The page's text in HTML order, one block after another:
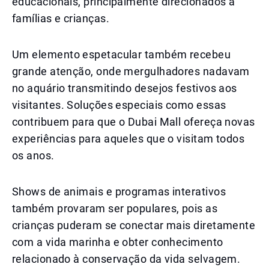
famílias e crianças.
Um elemento espetacular também recebeu
grande atenção, onde mergulhadores nadavam
no aquário transmitindo desejos festivos aos
visitantes. Soluções especiais como essas
contribuem para que o Dubai Mall ofereça novas
experiências para aqueles que o visitam todos
os anos.
Shows de animais e programas interativos
também provaram ser populares, pois as
crianças puderam se conectar mais diretamente
com a vida marinha e obter conhecimento
relacionado à conservação da vida selvagem.